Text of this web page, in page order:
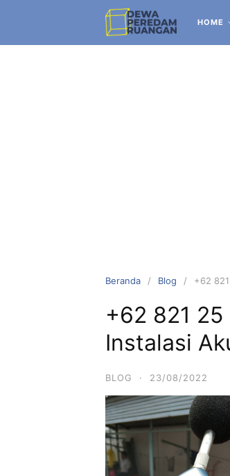
HOME
Beranda Blog +62
+62 821
Instalasi
BLOG · 23/08/2022